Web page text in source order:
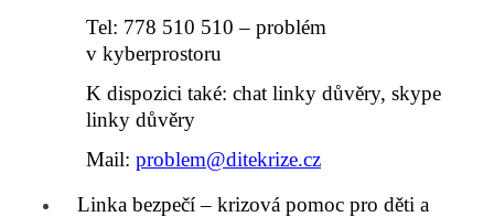
Tel: 778 510 510 – problém
v kyberprostoru
K dispozici také: chat linky důvěry, skype
linky důvěry
Mail: problem@ditekrize.cz
Linka bezpečí – krizová pomoc pro děti a